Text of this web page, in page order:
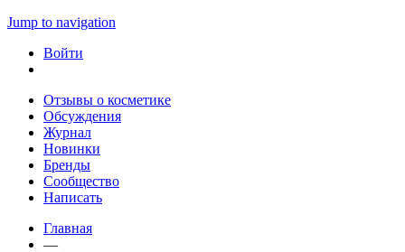
Jump to navigation
Войти
Отзывы о косметике
Обсуждения
Журнал
Новинки
Бренды
Сообщество
Написать
Главная
—